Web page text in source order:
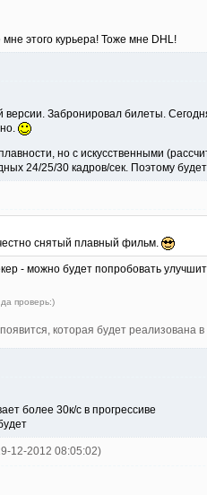
этого курьера! Тоже мне DHL!
версии. Забронировал билеты.
но с искусственными
24/25/30 кадров/сек. Поэтому
снятый плавный фильм.
- можно будет попробовать
проверь:)
которая будет реализована в
более 30к/с в прогрессиве
12-2012 08:05:02)